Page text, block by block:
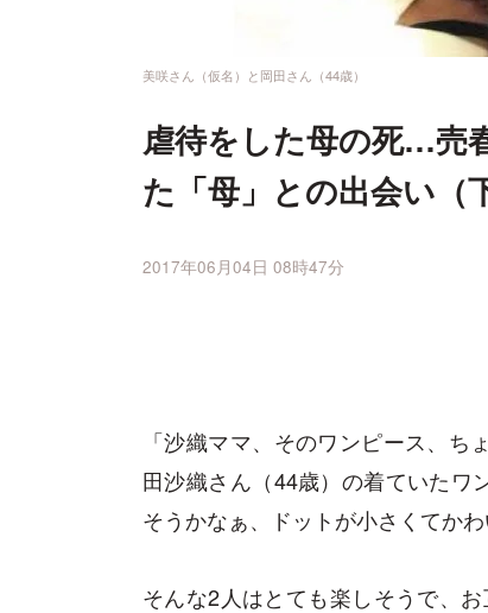
美咲さん（仮名）と岡田さん（44歳）
虐待をした母の死…売
た「母」との出会い（
2017年06月04日 08時47分
「沙織ママ、そのワンピース、
田沙織さん（44歳）の着ていた
そうかなぁ、ドットが小さくてか
そんな2人はとても楽しそうで、